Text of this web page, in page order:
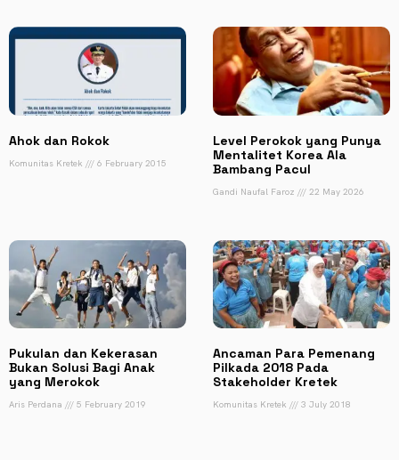
Ahok dan Rokok
Komunitas Kretek 6 February 2015
Level Perokok yang Punya
Mentalitet Korea Ala
Bambang Pacul
Gandi Naufal Faroz 22 May 2026
Pukulan dan Kekerasan
Bukan Solusi Bagi Anak
yang Merokok
Aris Perdana 5 February 2019
Ancaman Para Pemenang
Pilkada 2018 Pada
Stakeholder Kretek
Komunitas Kretek 3 July 2018